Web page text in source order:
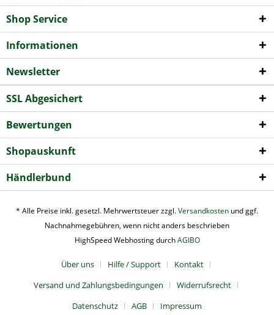
Shop Service
Informationen
Newsletter
SSL Abgesichert
Bewertungen
Shopauskunft
Händlerbund
* Alle Preise inkl. gesetzl. Mehrwertsteuer zzgl.Versandkosten und ggf.
Nachnahmegebühren, wenn nicht anders beschrieben
HighSpeed Webhosting durchAGIBO
Über uns Hilfe / Support
Kontakt
Versand und Zahlungsbedingungen
Widerrufsrecht
Datenschutz
AGB Impressum